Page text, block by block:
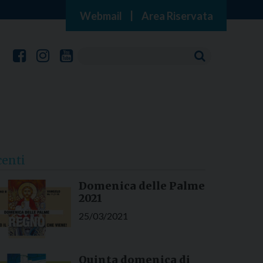
Webmail Area Riservata
Domenica delle Palme
2021
25/03/2021
Quinta domenica di